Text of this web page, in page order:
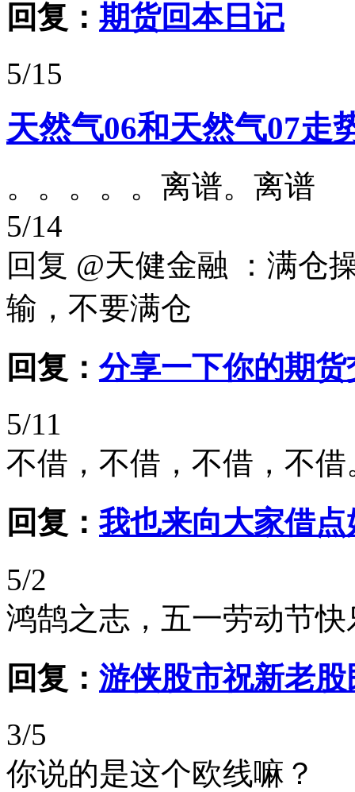
回复： 期货回本日记
5/15
天然气06和天然气07
。。。。。离谱。离谱
5/14
回复 @天健金融 ：满仓
输，不要满仓
回复： 分享一下你的期
5/11
不借，不借，不借，不借
回复： 我也来向大家借
5/2
鸿鹄之志，五一劳动节
回复： 游侠股市祝新老
3/5
你说的是这个欧线嘛？